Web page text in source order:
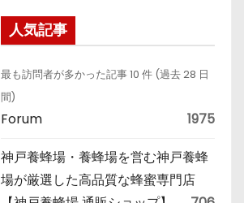
人気記事
最も訪問者が多かった記事 10 件 (過去 28 日
間)
Forum 1975
神戸養蜂場・養蜂場を営む神戸養蜂
場が厳選した高品質な蜂蜜専門店